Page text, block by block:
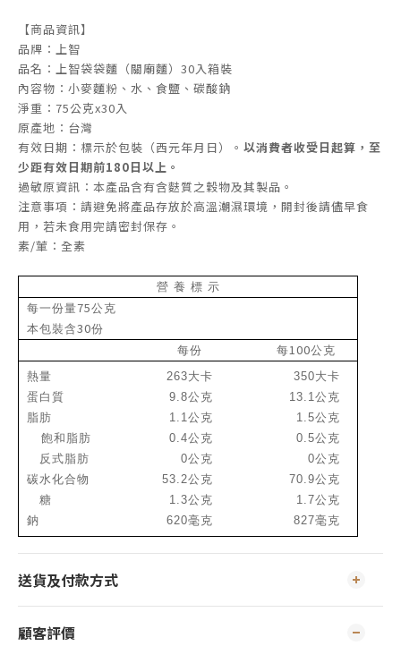
【商品資訊】
品牌：上智
品名：上智袋袋麵（關廟麵）30入箱裝
內容物：小麥麵粉、水、食鹽、碳酸鈉
淨重：75公克x30入
原產地：台灣
有效日期：標示於包裝（西元年月日）。 以消費者收受日起算，至
少距有效日期前180日以上。
過敏原資訊：本產品含有含麩質之穀物及其製品。
注意事項：請避免將產品存放於高溫潮濕環境，開封後請儘早食
用，若未食用完請密封保存。
素/葷：全素
營 養 標 示
每一份量75公克
本包裝含30份
每份
每100公克
熱量
蛋白質
脂肪
飽和脂肪
反式脂肪
碳水化合物
糖
鈉
263大卡
9.8公克
1.1公克
0.4公克
0公克
53.2公克
1.3公克
620毫克
350大卡
13.1公克
1.5公克
0.5公克
0公克
70.9公克
1.7公克
827毫克
送貨及付款方式
顧客評價